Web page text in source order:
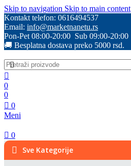
Skip to navigation Skip to main content
Kontakt telefon: 0616494537
Email: info@marketnanetu.rs
Pon-Pet 08:00-20:00 Sub 09:00-20:00
🚚 Besplatna dostava preko 5000 rsd.
0
0
0
Meni
0
Sve Kategorije